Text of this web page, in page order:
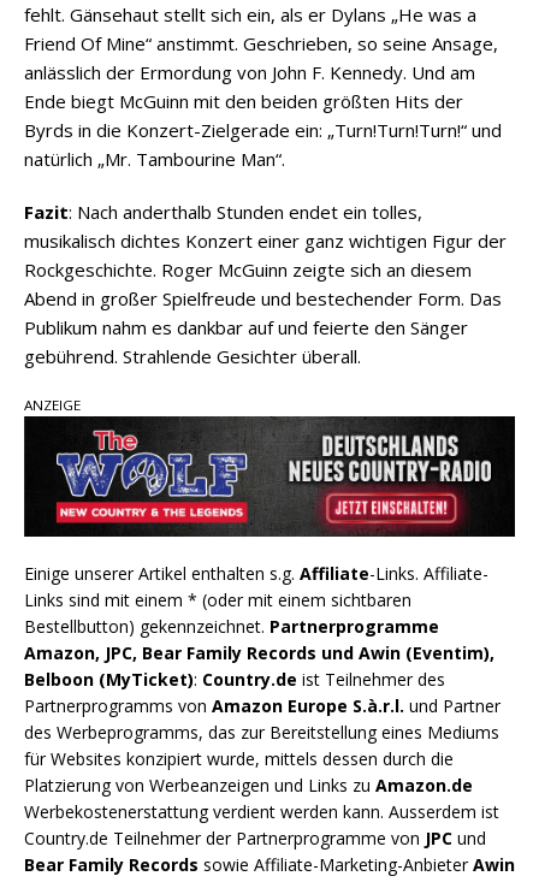
fehlt. Gänsehaut stellt sich ein, als er Dylans „He was a
Friend Of Mine“ anstimmt. Geschrieben, so seine Ansage,
anlässlich der Ermordung von John F. Kennedy. Und am
Ende biegt McGuinn mit den beiden größten Hits der
Byrds in die Konzert-Zielgerade ein: „Turn!Turn!Turn!“ und
natürlich „Mr. Tambourine Man“.
Fazit: Nach anderthalb Stunden endet ein tolles,
musikalisch dichtes Konzert einer ganz wichtigen Figur der
Rockgeschichte. Roger McGuinn zeigte sich an diesem
Abend in großer Spielfreude und bestechender Form. Das
Publikum nahm es dankbar auf und feierte den Sänger
gebührend. Strahlende Gesichter überall.
ANZEIGE
Einige unserer Artikel enthalten s.g. Affiliate-Links. Affiliate-
Links sind mit einem * (oder mit einem sichtbaren
Bestellbutton) gekennzeichnet. Partnerprogramme
Amazon, JPC, Bear Family Records und Awin (Eventim),
Belboon (MyTicket): Country.de ist Teilnehmer des
Partnerprogramms von Amazon Europe S.à.r.l. und Partner
des Werbeprogramms, das zur Bereitstellung eines Mediums
für Websites konzipiert wurde, mittels dessen durch die
Platzierung von Werbeanzeigen und Links zu Amazon.de
Werbekostenerstattung verdient werden kann. Ausserdem ist
Country.de Teilnehmer der Partnerprogramme von JPC und
Bear Family Records sowie Affiliate-Marketing-AnbieterAwin